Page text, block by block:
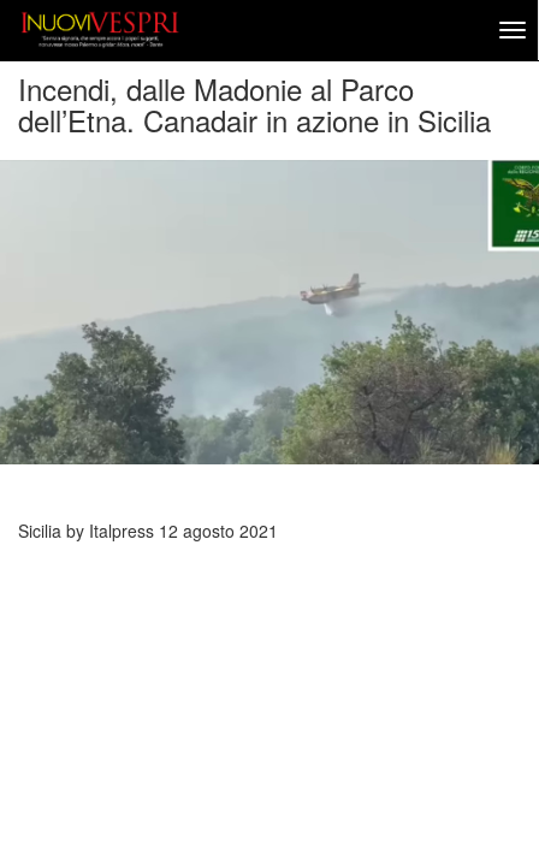
Incendi, dalle Madonie al Parco
dell’Etna. Canadair in azione in Sicilia
Sicilia by Italpress 12 agosto 2021